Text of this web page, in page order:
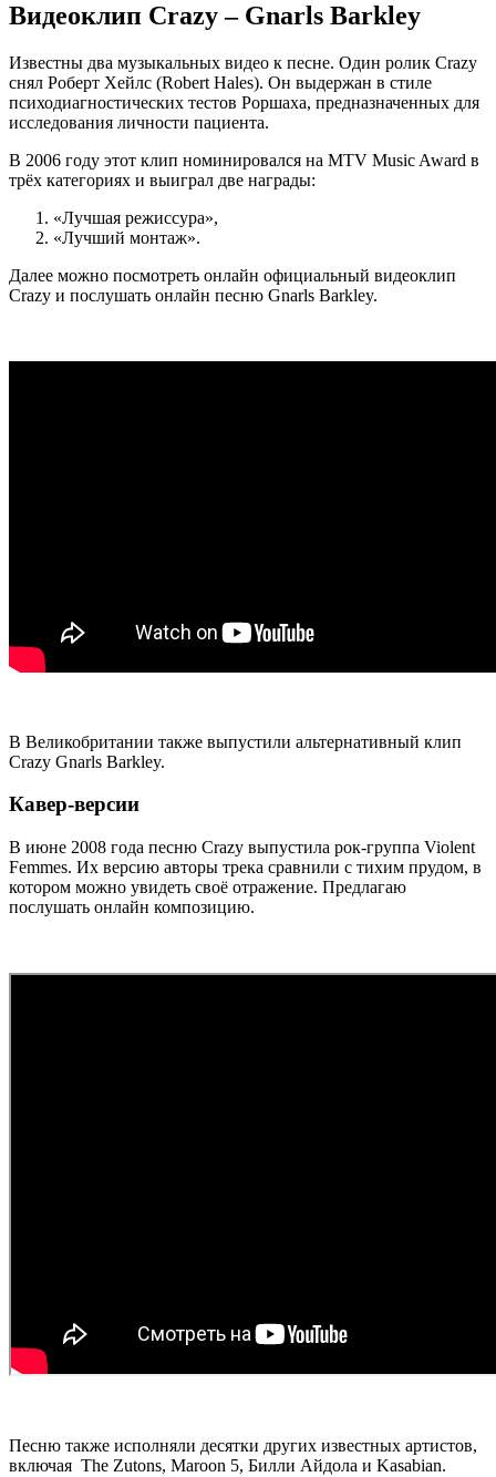
Видеоклип Crazy – Gnarls Barkley
Известны два музыкальных видео к песне. Один ролик Crazy
снял Роберт Хейлс (Robert Hales). Он выдержан в стиле
психодиагностических тестов Роршаха, предназначенных для
исследования личности пациента.
В 2006 году этот клип номинировался на MTV Music Award в
трёх категориях и выиграл две награды:
«Лучшая режиссура»,
«Лучший монтаж».
Далее можно посмотреть онлайн официальный видеоклип
Crazy и послушать онлайн песню Gnarls Barkley.
В Великобритании также выпустили альтернативный клип
Crazy Gnarls Barkley.
Кавер-версии
В июне 2008 года песню Crazy выпустила рок-группа Violent
Femmes. Их версию авторы трека сравнили с тихим прудом, в
котором можно увидеть своё отражение. Предлагаю
послушать онлайн композицию.
Песню также исполняли десятки других известных артистов,
включая The Zutons, Maroon 5, Билли Айдола и Kasabian.